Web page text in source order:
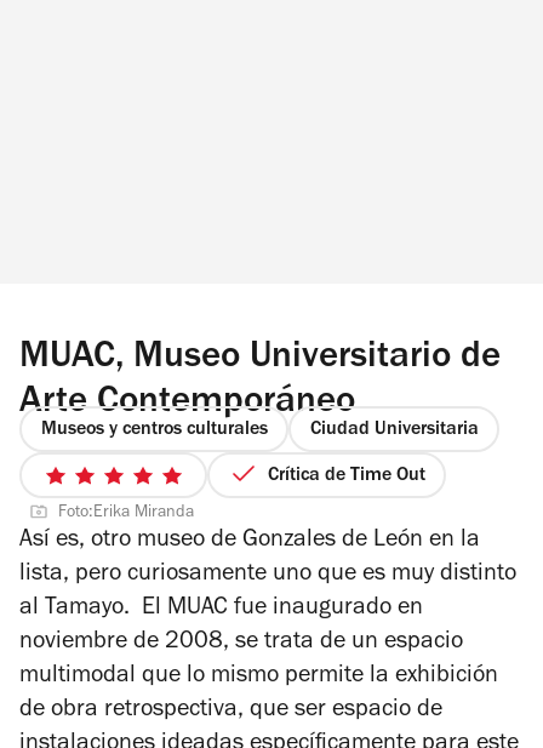
MUAC, Museo Universitario de
Arte Contemporáneo
Museos y centros culturales Ciudad Universitaria
5
de
5
estrellas
Crítica de Time Out
Foto:Erika Miranda
Así es, otro museo de Gonzales de León en la
lista, pero curiosamente uno que es muy distinto
al Tamayo. El MUAC fue inaugurado en
noviembre de 2008, se trata de un espacio
multimodal que lo mismo permite la exhibición
de obra retrospectiva, que ser espacio de